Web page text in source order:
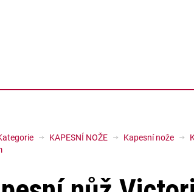
KAPESNÍ NOŽE Kapesní nože